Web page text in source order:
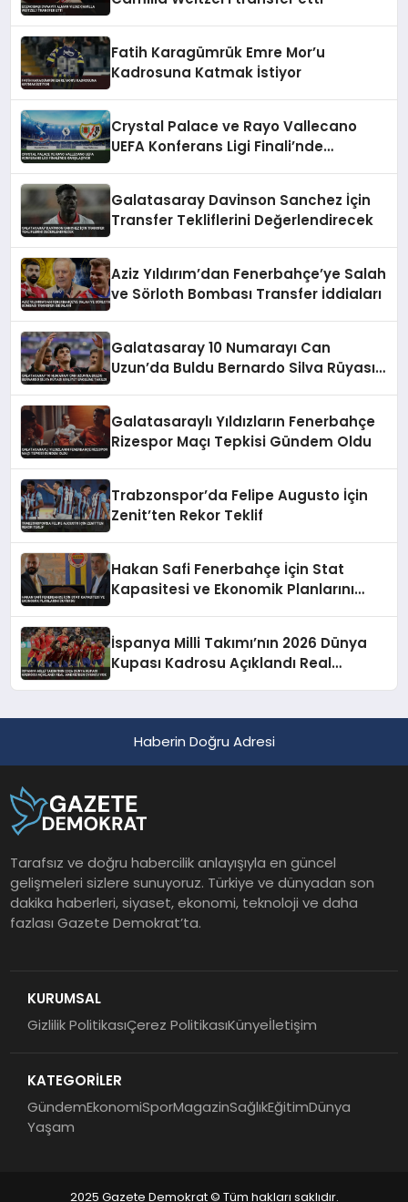
Fatih Karagümrük Emre Mor’u
Kadrosuna Katmak İstiyor
Crystal Palace ve Rayo Vallecano
UEFA Konferans Ligi Finali’nde
Galatasaray Davinson Sanchez İçin
Transfer Tekliflerini Değerlendirecek
Aziz Yıldırım’dan Fenerbahçe’ye Salah
ve Sörloth Bombası Transfer İddiaları
Galatasaray 10 Numarayı Can
Uzun’da Buldu Bernardo Silva Rüyası
Galatasaraylı Yıldızların Fenerbahçe
Rizespor Maçı Tepkisi Gündem Oldu
Trabzonspor’da Felipe Augusto İçin
Zenit’ten Rekor Teklif
Hakan Safi Fenerbahçe İçin Stat
Kapasitesi ve Ekonomik Planlarını
İspanya Milli Takımı’nın 2026 Dünya
Kupası Kadrosu Açıklandı Real
Haberin Doğru Adresi
Tarafsız ve doğru habercilik anlayışıyla en güncel
gelişmeleri sizlere sunuyoruz. Türkiye ve dünyadan son
dakika haberleri, siyaset, ekonomi, teknoloji ve daha
fazlası Gazete Demokrat’ta.
KURUMSAL
Gizlilik PolitikasıÇerez PolitikasıKünyeİletişim
KATEGORİLER
GündemEkonomiSporMagazinSağlıkEğitimDünya
Yaşam
2025 Gazete Demokrat © Tüm hakları saklıdır.